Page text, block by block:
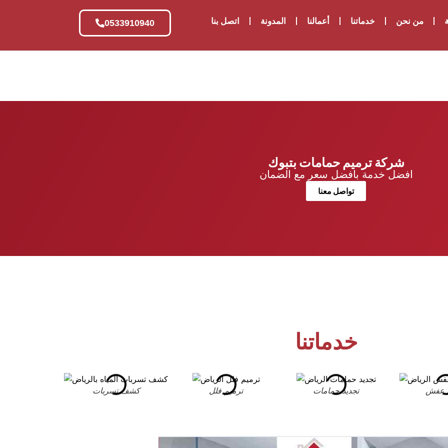
من نحن خدماتنا أعمالنا المدونة اتصل بنا 0533910940
شركة ترميم حمامات بتبوك
افضل خدمة بافضل سعر مع الضمان
تواصل معنا
خدماتنا
كشف تسربات ترميم فلل تجديد حمامات عفش